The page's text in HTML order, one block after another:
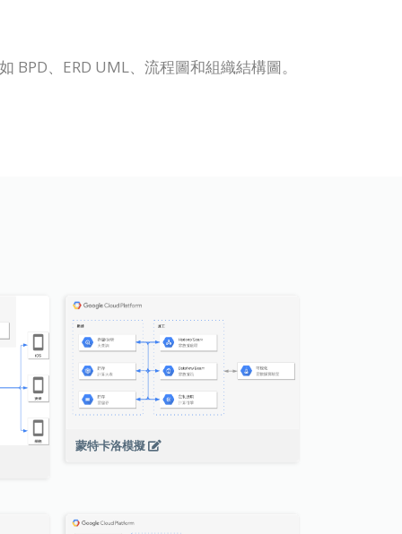
、ERD UML、流程圖和組織結構圖。
蒙特卡洛模擬